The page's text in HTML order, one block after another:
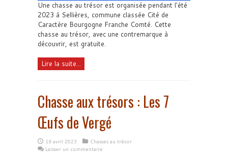
Une chasse au trésor est organisée pendant l'été
2023 à Sellières, commune classée Cité de
Caractère Bourgogne Franche Comté. Cette
chasse au trésor, avec une contremarque à
découvrir, est gratuite.
Lire la suite...
Chasse aux trésors : Les 7
Œufs de Vergé
16 avril 2023
Chasses au trésor
Laisser un commentaire